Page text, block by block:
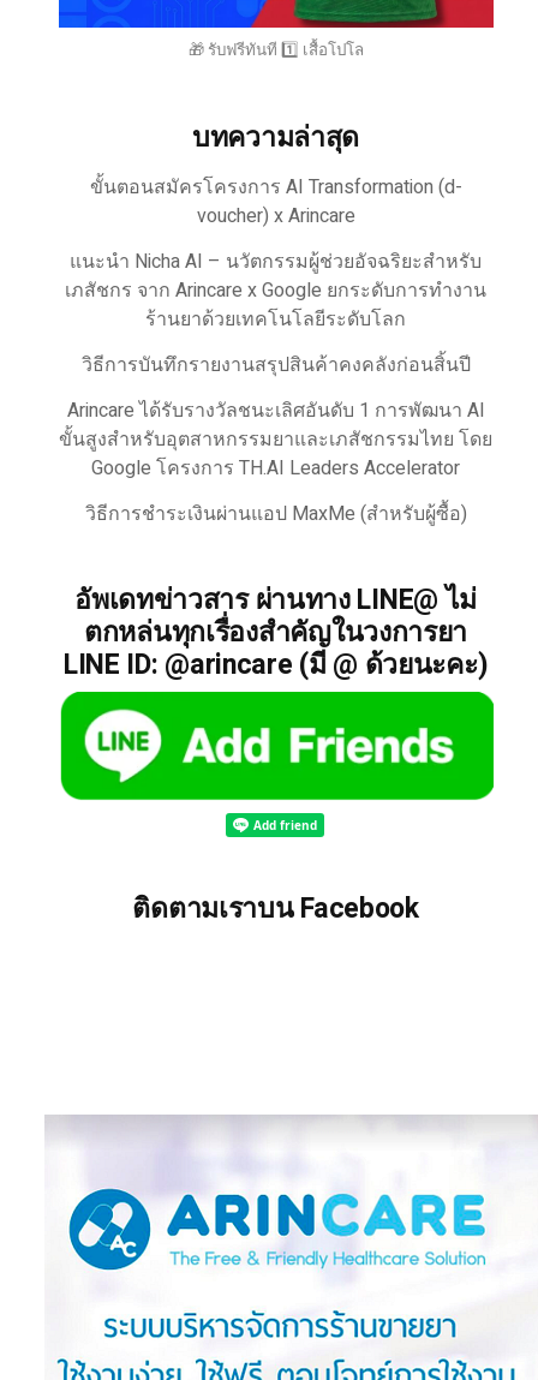
🎁 รับฟรีทันที 1️⃣ เสื้อโปโล
บทความล่าสุด
ขั้นตอนสมัครโครงการ AI Transformation (d-
voucher) x Arincare
แนะนำ Nicha AI – นวัตกรรมผู้ช่วยอัจฉริยะสำหรับ
เภสัชกร จาก Arincare x Google ยกระดับการทำงาน
ร้านยาด้วยเทคโนโลยีระดับโลก
วิธีการบันทึกรายงานสรุปสินค้าคงคลังก่อนสิ้นปี
Arincare ได้รับรางวัลชนะเลิศอันดับ 1 การพัฒนา AI
ขั้นสูงสำหรับอุตสาหกรรมยาและเภสัชกรรมไทย โดย
Google โครงการ TH.AI Leaders Accelerator
วิธีการชำระเงินผ่านแอป MaxMe (สำหรับผู้ซื้อ)
อัพเดทข่าวสาร ผ่านทาง LINE@ ไม่
ตกหล่นทุกเรื่องสำคัญในวงการยา
LINE ID: @arincare (มี @ ด้วยนะคะ)
ติดตามเราบน Facebook